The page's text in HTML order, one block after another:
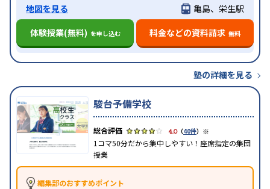
地図を見る
亀島、栄生駅
体験授業(無料) を申し込む 料金などの資料請求 無料
塾の詳細を見る
駿台予備学校
4.0（40件） ※
1コマ50分だから集中しやすい！座席指定の集団
授業
編集部のおすすめポイント